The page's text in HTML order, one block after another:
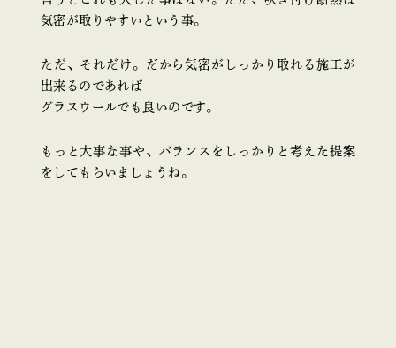
気密が取りやすいという事。
ただ、それだけ。だから気密がしっかり取れる施工が
出来るのであれば
グラスウールでも良いのです。
もっと大事な事や、バランスをしっかりと考えた提案
をしてもらいましょうね。